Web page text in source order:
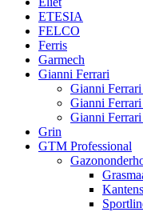
ETESIA
FELCO
Ferris
Garmech
Gianni Ferrari
Gianni
Gianni
Gianni
Grin
GTM Professional